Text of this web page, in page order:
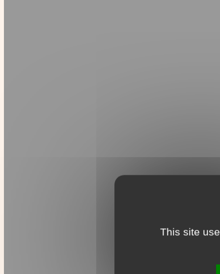
This site